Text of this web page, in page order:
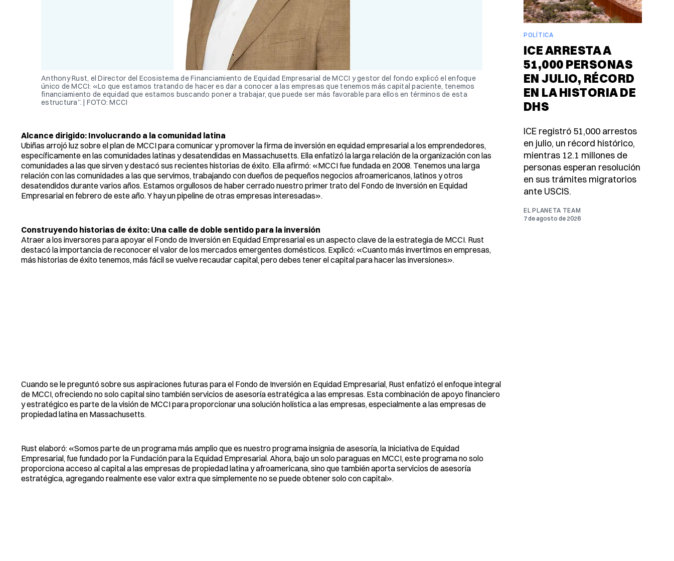
Anthony Rust, el Director del Ecosistema de Financiamiento de Equidad Empresarial de MCCI y gestor del fondo explicó el enfoque
único de MCCI: «Lo que estamos tratando de hacer es dar a conocer a las empresas que tenemos más capital paciente, tenemos
financiamiento de equidad que estamos buscando poner a trabajar, que puede ser más favorable para ellos en términos de esta
estructura”. | FOTO: MCCI
Alcance dirigido: Involucrando a la comunidad latina
Ubiñas arrojó luz sobre el plan de MCCI para comunicar y promover la firma de inversión en equidad empresarial a los emprendedores,
específicamente en las comunidades latinas y desatendidas en Massachusetts. Ella enfatizó la larga relación de la organización con las
comunidades a las que sirven y destacó sus recientes historias de éxito. Ella afirmó: «MCCI fue fundada en 2008. Tenemos una larga
relación con las comunidades a las que servimos, trabajando con dueños de pequeños negocios afroamericanos, latinos y otros
desatendidos durante varios años. Estamos orgullosos de haber cerrado nuestro primer trato del Fondo de Inversión en Equidad
Empresarial en febrero de este año. Y hay un pipeline de otras empresas interesadas».
Construyendo historias de éxito: Una calle de doble sentido para la inversión
Atraer a los inversores para apoyar el Fondo de Inversión en Equidad Empresarial es un aspecto clave de la estrategia de MCCI. Rust
destacó la importancia de reconocer el valor de los mercados emergentes domésticos. Explicó: «Cuanto más invertimos en empresas,
más historias de éxito tenemos, más fácil se vuelve recaudar capital, pero debes tener el capital para hacer las inversiones».
Cuando se le preguntó sobre sus aspiraciones futuras para el Fondo de Inversión en Equidad Empresarial, Rust enfatizó el enfoque integral
de MCCI, ofreciendo no solo capital sino también servicios de asesoría estratégica a las empresas. Esta combinación de apoyo financiero
y estratégico es parte de la visión de MCCI para proporcionar una solución holística a las empresas, especialmente a las empresas de
propiedad latina en Massachusetts.
Rust elaboró: «Somos parte de un programa más amplio que es nuestro programa insignia de asesoría, la Iniciativa de Equidad
Empresarial, fue fundado por la Fundación para la Equidad Empresarial. Ahora, bajo un solo paraguas en MCCI, este programa no solo
proporciona acceso al capital a las empresas de propiedad latina y afroamericana, sino que también aporta servicios de asesoría
estratégica, agregando realmente ese valor extra que simplemente no se puede obtener solo con capital».
POLÍTICA
ICE ARRESTA A
51,000 PERSONAS
EN JULIO, RÉCORD
EN LA HISTORIA DE
DHS
ICE registró 51,000 arrestos
en julio, un récord histórico,
mientras 12.1 millones de
personas esperan resolución
en sus trámites migratorios
ante USCIS.
EL PLANETA TEAM
7 de agosto de 2026